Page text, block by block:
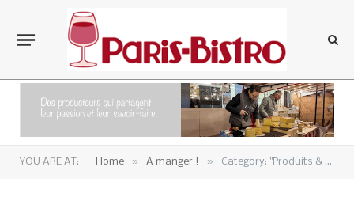
YOU ARE AT: Home » A manger ! » Category: "Produits & Terroirs" (Page 24)